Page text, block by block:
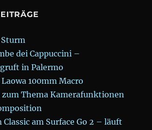
Sturm
dei Cappuccini –
in Palermo
100mm Macro
zum Thema Kamerafunktionen
am Surface Go 2 – läuft